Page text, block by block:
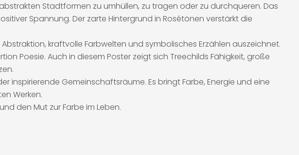
Stadtformen zu umhüllen, zu tragen oder zu durchqueren. Das
Spannung. Der zarte Hintergrund in Rosétönen verstärkt die
kraftvolle Farbwelten und symbolisches Erzählen auszeichnet.
Poesie. Auch in diesem Poster zeigt sich Treechilds Fähigkeit, große
inspirierende Gemeinschaftsräume. Es bringt Farbe, Energie und eine
Werken.
den Mut zur Farbe im Leben.